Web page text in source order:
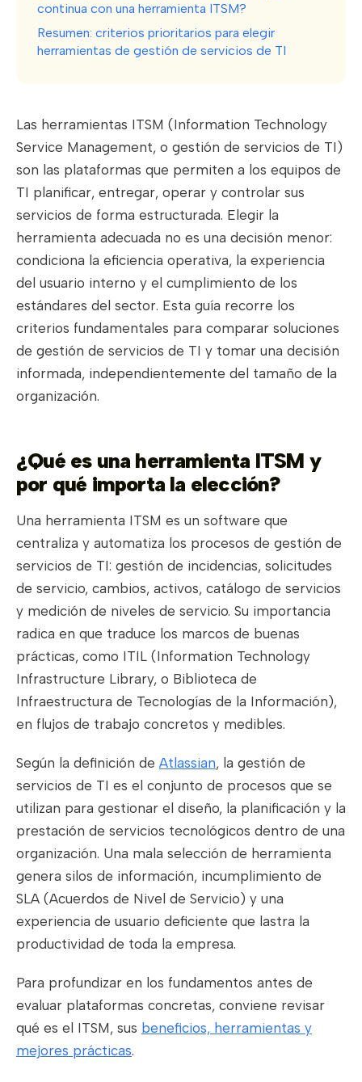
continua con una herramienta ITSM?
Resumen: criterios prioritarios para elegir
herramientas de gestión de servicios de TI
Las herramientas ITSM (Information Technology
Service Management, o gestión de servicios de TI)
son las plataformas que permiten a los equipos de
TI planificar, entregar, operar y controlar sus
servicios de forma estructurada. Elegir la
herramienta adecuada no es una decisión menor:
condiciona la eficiencia operativa, la experiencia
del usuario interno y el cumplimiento de los
estándares del sector. Esta guía recorre los
criterios fundamentales para comparar soluciones
de gestión de servicios de TI y tomar una decisión
informada, independientemente del tamaño de la
organización.
¿Qué es una herramienta ITSM y
por qué importa la elección?
Una herramienta ITSM es un software que
centraliza y automatiza los procesos de gestión de
servicios de TI: gestión de incidencias, solicitudes
de servicio, cambios, activos, catálogo de servicios
y medición de niveles de servicio. Su importancia
radica en que traduce los marcos de buenas
prácticas, como ITIL (Information Technology
Infrastructure Library, o Biblioteca de
Infraestructura de Tecnologías de la Información),
en flujos de trabajo concretos y medibles.
Según la definición de Atlassian, la gestión de
servicios de TI es el conjunto de procesos que se
utilizan para gestionar el diseño, la planificación y la
prestación de servicios tecnológicos dentro de una
organización. Una mala selección de herramienta
genera silos de información, incumplimiento de
SLA (Acuerdos de Nivel de Servicio) y una
experiencia de usuario deficiente que lastra la
productividad de toda la empresa.
Para profundizar en los fundamentos antes de
evaluar plataformas concretas, conviene revisar
qué es el ITSM, sus beneficios, herramientas y
mejores prácticas.